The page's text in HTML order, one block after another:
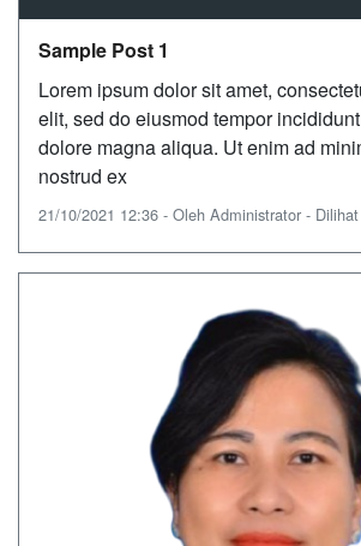
Sample Post 1
Lorem ipsum dolor sit amet,
elit, sed do eiusmod tempor
dolore magna aliqua. Ut enim ad
nostrud ex
21/10/2021 12:36 - Oleh Administrator -